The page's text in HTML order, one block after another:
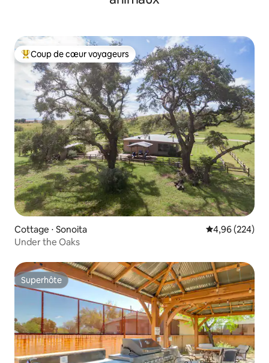
Coups de cœur voyageurs les plus appréciés
Coup de cœur voyageurs
Cottage ⋅ Sonoita Évaluation
4,96 (224)
Under the Oaks
Superhôte
Superhôte